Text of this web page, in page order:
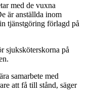
med de vuxna
är anställda inom
tjänstgöring förlagd på
sjuksköterskorna på
samarbete med
att få till stånd, säger